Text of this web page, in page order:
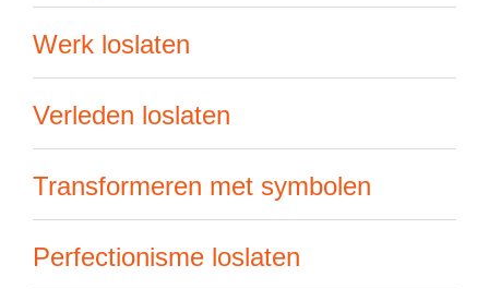
Werk loslaten
Verleden loslaten
Transformeren met symbolen
Perfectionisme loslaten